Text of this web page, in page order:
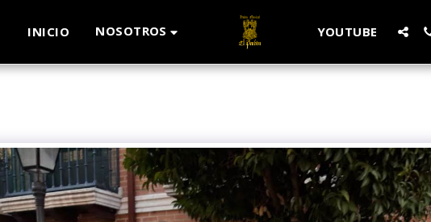
INICIO NOSOTROS YOUTUBE